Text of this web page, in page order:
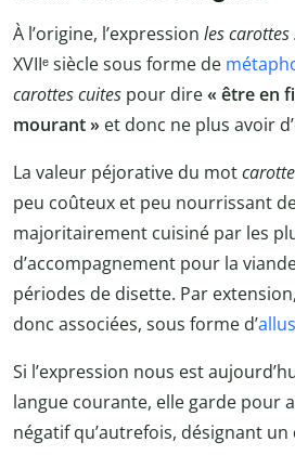
À l’origine, l’expression les
XVIIᵉ siècle sous forme de
carottes cuites pour dire« être en
mourant » et donc ne plus avoir
La valeur péjorative du motcarotte
peu coûteux et peu nourrissant
majoritairement cuisiné par les
d’accompagnement pour la
périodes de disette. Par
donc associées, sous forme d’
Si l’expression nous est
langue courante, elle garde pour
négatif qu’autrefois, désignant un